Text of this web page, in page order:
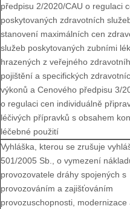
předpisu 2/2020/CAU o regulaci
poskytovaných zdravotních
stanovení maximálních cen
služeb poskytovaných zubními
hrazených z veřejného
pojištění a specifických
výkonů a Cenového předpisu 3/
o regulaci cen individuálně
léčivých přípravků s obsahem
léčebné použití
Vyhláška, kterou se zrušuje
501/2005 Sb., o vymezení
provozovatele dráhy spojených s
provozováním a zajišťováním
provozuschopnosti, modernizace